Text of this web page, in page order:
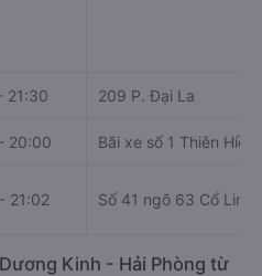
21:30 209 P. Đại La
20:00 Bãi xe số 1 Thiên Hiền
21:02 Số 41 ngõ 63 Cổ Linh
Kinh - Hải Phòng từ